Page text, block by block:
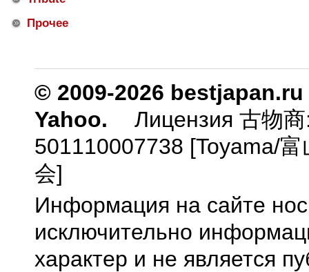
Прочее
© 2009-2026
Yahoo.
Лицензия 古物
501110007738 [Toyama/
会]
Информация на сайте
исключительно
характер и не является